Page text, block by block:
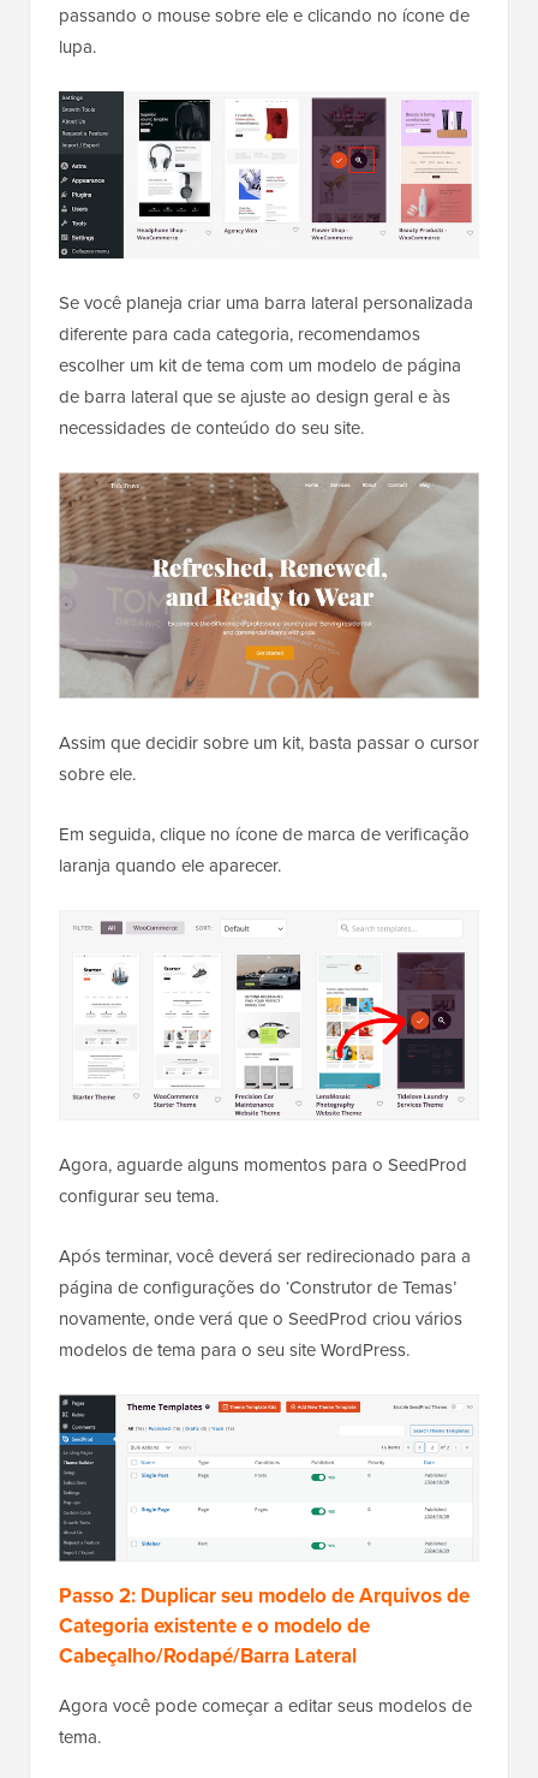
passando o mouse sobre ele e clicando no ícone de
lupa.
Se você planeja criar uma barra lateral personalizada
diferente para cada categoria, recomendamos
escolher um kit de tema com um modelo de página
de barra lateral que se ajuste ao design geral e às
necessidades de conteúdo do seu site.
Assim que decidir sobre um kit, basta passar o cursor
sobre ele.
Em seguida, clique no ícone de marca de verificação
laranja quando ele aparecer.
Agora, aguarde alguns momentos para o SeedProd
configurar seu tema.
Após terminar, você deverá ser redirecionado para a
página de configurações do ‘Construtor de Temas’
novamente, onde verá que o SeedProd criou vários
modelos de tema para o seu site WordPress.
Passo 2: Duplicar seu modelo de Arquivos de
Categoria existente e o modelo de
Cabeçalho/Rodapé/Barra Lateral
Agora você pode começar a editar seus modelos de
tema.